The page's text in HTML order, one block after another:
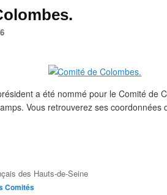
a été nommé pour le Comité de
Vous retrouverez ses coordonnées
des Hauts-de-Seine
Comités